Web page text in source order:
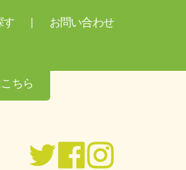
す お問い合わせ
ちら